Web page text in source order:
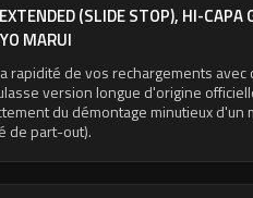
(SLIDE STOP), HI-CAPA
MARUI
rapidité de vos rechargements avec
version longue d'origine
du démontage minutieux d'un
de part-out).